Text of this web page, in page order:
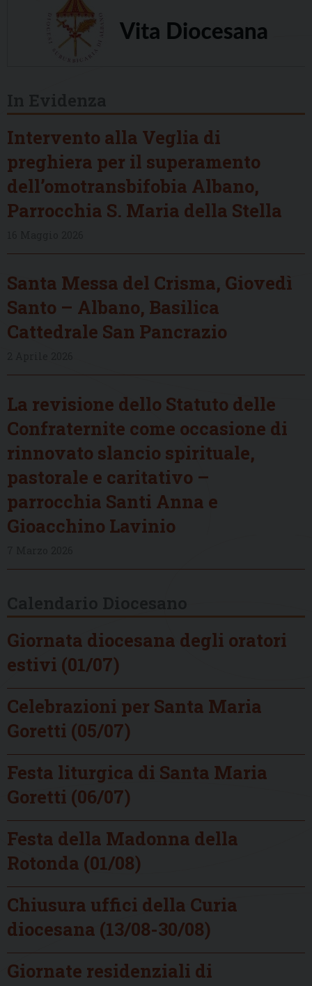
Intervento alla Veglia di
preghiera per il superamento
dell’omotransbifobia Albano,
Parrocchia S. Maria della Stella
Santa Messa del Crisma, Giovedì
Santo – Albano, Basilica
Cattedrale San Pancrazio
La revisione dello Statuto delle
Confraternite come occasione di
rinnovato slancio spirituale,
pastorale e caritativo –
parrocchia Santi Anna e
Gioacchino Lavinio
Giornata diocesana degli oratori
estivi (01/07)
Celebrazioni per Santa Maria
Goretti (05/07)
Festa liturgica di Santa Maria
Goretti (06/07)
Festa della Madonna della
Rotonda (01/08)
Chiusura uffici della Curia
diocesana (13/08-30/08)
Giornate residenziali di